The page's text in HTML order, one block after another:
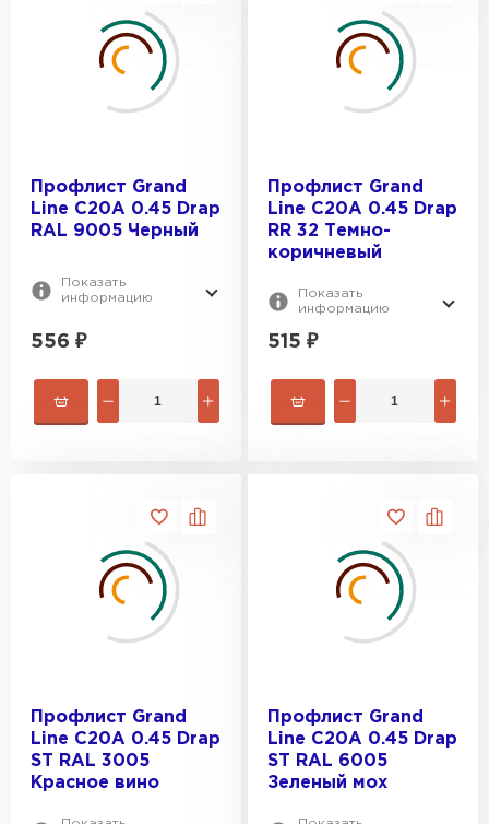
Профлист Grand
Line C20A 0.45 Drap
RAL 9005 Черный
Показать
информацию
556 ₽
Профлист Grand
Line C20A 0.45 Drap
RR 32 Темно-
коричневый
Показать
информацию
515 ₽
Профлист Grand
Line C20A 0.45 Drap
ST RAL 3005
Красное вино
Профлист Grand
Line C20A 0.45 Drap
ST RAL 6005
Зеленый мох